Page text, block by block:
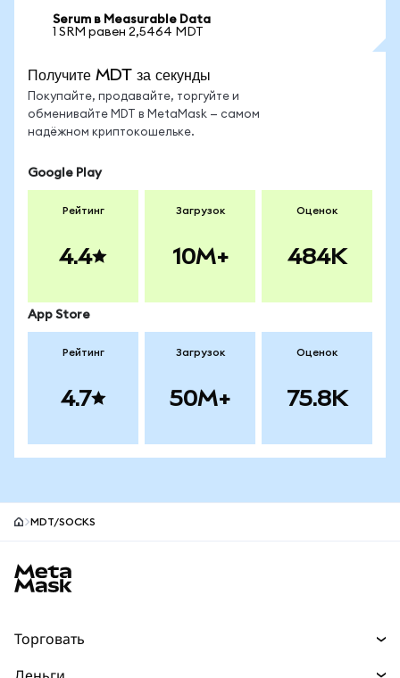
Serum в Measurable Data
1 SRM равен 2,5464 MDT
Получите MDT за секунды
Покупайте, продавайте, торгуйте и
обменивайте MDT в MetaMask — самом
надёжном криптокошельке.
Google Play
Рейтинг
4.4
Загрузок
10M+
Оценок
484K
App Store
Рейтинг
4.7
Загрузок
50M+
Оценок
75.8K
MDT/SOCKS
Торговать